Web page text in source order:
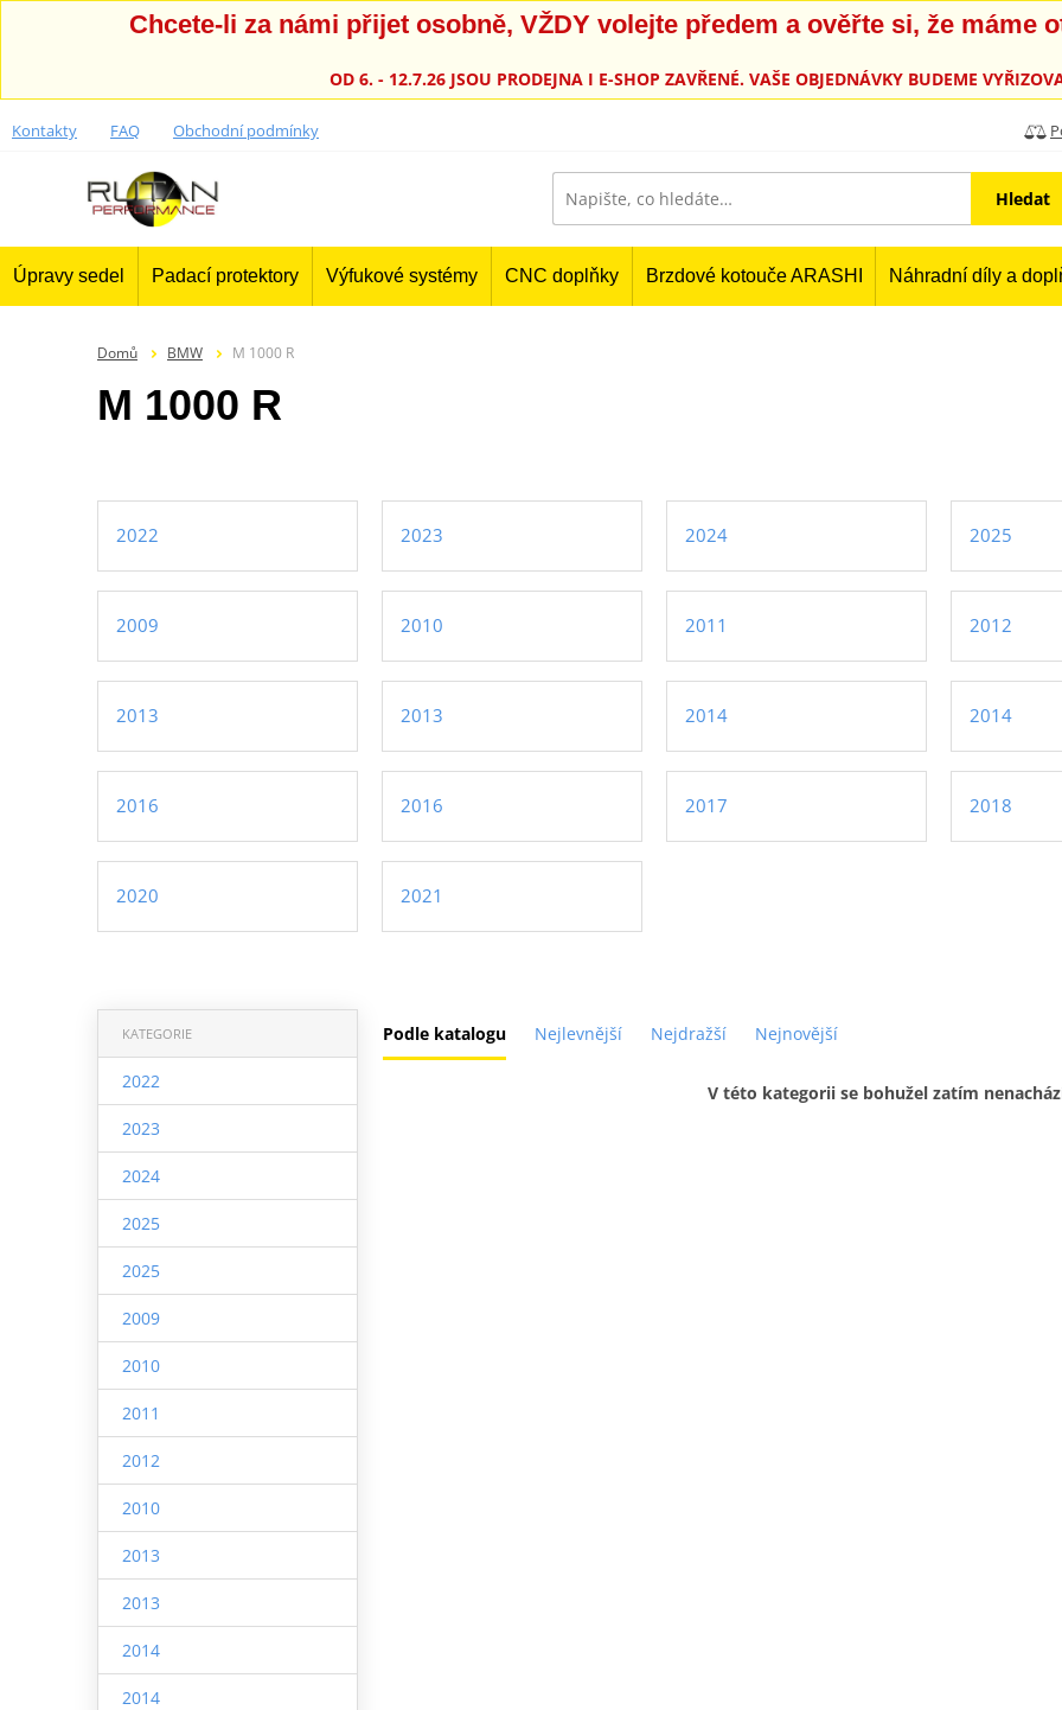
Chcete-li za námi přijet osobně, VŽDY volejte předem a ověřte si, že máme
OD 6. - 12.7.26 JSOU PRODEJNA I E-SHOP ZAVŘENÉ. VAŠE OBJEDNÁVKY BUDEME
Kontakty FAQ Obchodní podmínky
Hledat
Úpravy sedel Padací protektory Výfukové systémy CNC doplňky Brzdové kotouče ARASHI Náhradní díly a
Domů BMW M 1000 R
M 1000 R
2022 2023 2024 2025
2009 2010 2011 2012
2013 2013 2014 2014
2016 2016 2017 2018
2020 2021
Podle katalogu Nejlevnější Nejdražší Nejnovější
KATEGORIE
2022
2023
2024
2025
2025
2009
2010
2011
2012
2010
2013
2013
2014
2014
V této kategorii se bohužel zatím